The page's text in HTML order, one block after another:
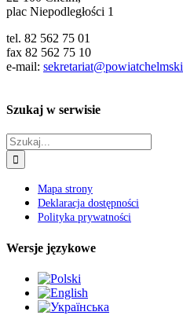
plac Niepodległości 1
tel. 82 562 75 01
fax 82 562 75 10
e-mail:
Szukaj w serwisie
Szukaj
Mapa strony
Deklaracja dostępności
Polityka prywatności
Wersje językowe